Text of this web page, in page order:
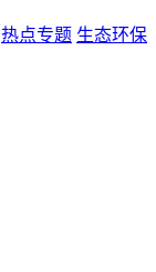
热点专题 生态环保